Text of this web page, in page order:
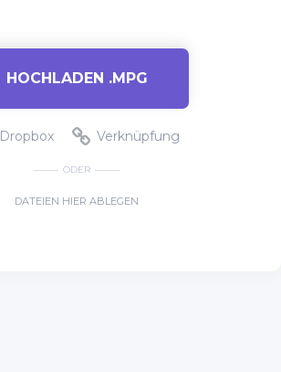
HOCHLADEN .MPG
Dropbox Verknüpfung
ODER
DATEIEN HIER ABLEGEN